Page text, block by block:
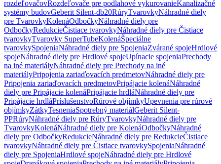
rozdeľovačovRozdeľovače pre podlahové vykurovanieKanalizačné
systémy budovGeberit Silent-db20RúryTvarovkyNáhradné diely
pre TvarovkyKolenáOdbočkyNáhradné diely pre
OdbočkyRedukcieČistiace tvarovkyNáhradné diely pre Čistiace
tvarovkyTvarovky SuperTubeKolenáŠpeciálne
tvarovkySpojeniaNáhradné diely pre SpojeniaZvárané spojeHrdlové
spojeNáhradné diely pre Hrdlové spojeUpínacie spojeniaPrechody
na iné materiályNáhradné diely pre Prechody na iné
materiályPripojenia zariaďovacích predmetovNáhradné diely pre
Pripojenia zariaďovacích predmetovPripájacie kolenáNáhradné
diely pre Pripájacie kolenáPripájacie hrdláNáhradné diely pre
Pripájacie hrdláPríslušenstvoRúrové objímkyUpevnenia pre rúrové
objímkyZátkyTesneniaSpotrebný materiálGeberit Silent-
PPRúryNáhradné diely pre RúryTvarovkyNáhradné diely pre
TvarovkyKolenáNáhradné diely pre KolenáOdbočkyNáhradné
diely pre OdbočkyRedukcieNáhradné diely pre RedukcieČistiace
tvarovkyNáhradné diely pre Čistiace tvarovkySpojeniaNáhradné
diely pre SpojeniaHrdlové spojeNáhradné diely pre Hrdlové